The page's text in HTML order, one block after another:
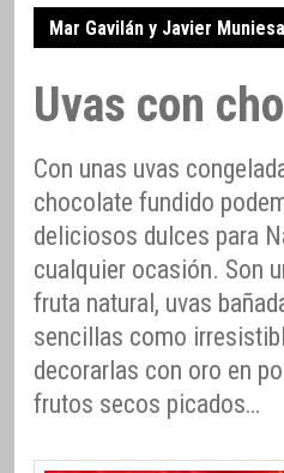
Mar Gavilán y Javier Muniesa
Uvas con
Con unas uvas
chocolate fundido
deliciosos dulces para
cualquier ocasión. Son
fruta natural, uvas
sencillas como
decorarlas con oro en
frutos secos picados…